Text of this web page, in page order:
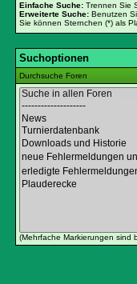
Einfache Suche: Trennen Sie
Erweiterte Suche: Benutzen
Sie können Sternchen (*) als
Suchoptionen
Durchsuche Foren
(Mehrfache Markierungen sind